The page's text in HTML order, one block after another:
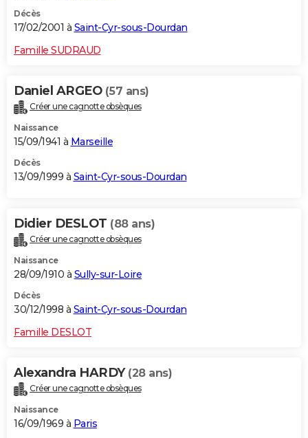
Décès
17/02/2001 à Saint-Cyr-sous-Dourdan
Famille SUDRAUD
Daniel ARGEO (57 ans)
Créer une cagnotte obsèques
Naissance
15/09/1941 à Marseille
Décès
13/09/1999 à Saint-Cyr-sous-Dourdan
Didier DESLOT (88 ans)
Créer une cagnotte obsèques
Naissance
28/09/1910 à Sully-sur-Loire
Décès
30/12/1998 à Saint-Cyr-sous-Dourdan
Famille DESLOT
Alexandra HARDY (28 ans)
Créer une cagnotte obsèques
Naissance
16/09/1969 à Paris